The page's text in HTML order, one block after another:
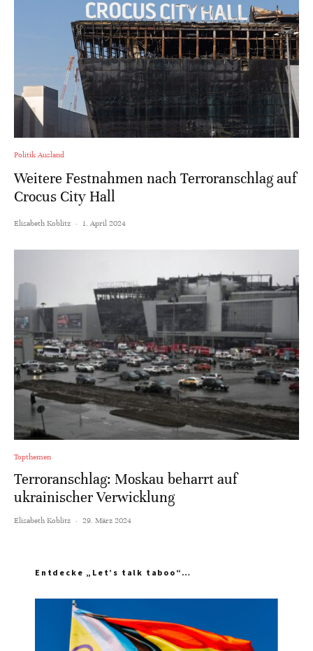
Politik Ausland
Weitere Festnahmen nach Terroranschlag auf
Crocus City Hall
Elisabeth Koblitz · 1. April 2024
Topthemen
Terroranschlag: Moskau beharrt auf
ukrainischer Verwicklung
Elisabeth Koblitz · 29. März 2024
Entdecke „Let’s talk taboo“…